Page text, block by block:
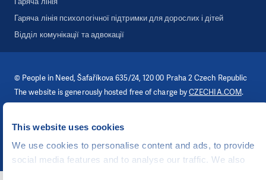
This website uses cookies
We use cookies to personalise content and ads, to provide
social media features and to analyse our traffic. We also
Гаряча лінія психологічної підтримки для дорослих і дітей
Відділ комунікації та адвокації
© People in Need, Šafaříkova 635/24, 120 00 Praha 2 Czech Republic
The website is generously hosted free of charge byCZECHIA.COM.
UI & UXMichal KruškaaMichal Brtníček
Vizuální identitaMARVIL